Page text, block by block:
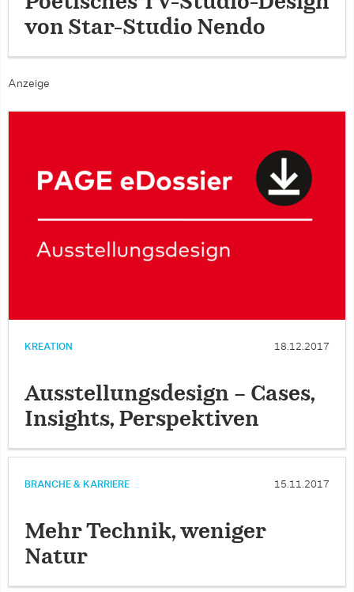
von Star-Studio Nendo
Anzeige
KREATION 18.12.2017
Ausstellungsdesign – Cases,
Insights, Perspektiven
BRANCHE & KARRIERE 15.11.2017
Mehr Technik, weniger
Natur